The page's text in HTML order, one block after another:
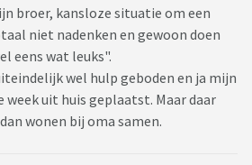
broer, kansloze situatie om een
niet nadenken en gewoon doen
eens wat leuks".
wel hulp geboden en ja mijn
week uit huis geplaatst. Maar daar
wonen bij oma samen.